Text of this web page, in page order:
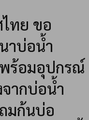
ทย ขอ
าบ่อน้ำ
พร้อมอุปกรณ์
ากบ่อน้ำ
มก้นบ่อ